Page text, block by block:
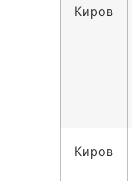
Киров
Киров